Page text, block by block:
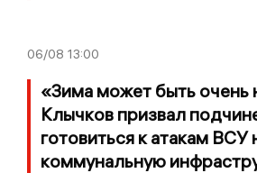
06/08 13:00
«Зима может быть очень
Клычков призвал
готовиться к атакам ВСУ
коммунальную